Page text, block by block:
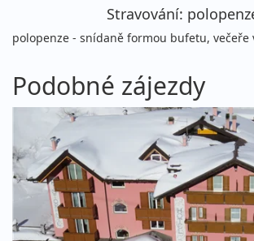
Stravování:
polopenze - snídaně formou bufetu, večeře
Podobné zájezdy